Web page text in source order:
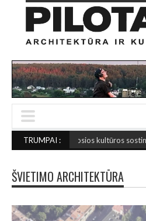
TRUMPAI :
kultūros sostinės (2026 rugpjūčio 7)
ŠVIETIMO ARCHITEKTŪRA